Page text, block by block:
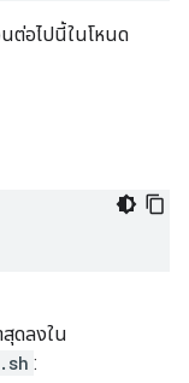
ต่อไปนี้ในโหนด
สุดลงใน
: